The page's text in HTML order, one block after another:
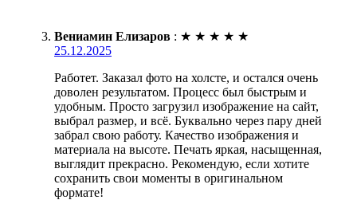
Вениамин Елизаров : ★ ★ ★ ★ ★
25.12.2025
Работет. Заказал фото на холсте, и остался очень
доволен результатом. Процесс был быстрым и
удобным. Просто загрузил изображение на сайт,
выбрал размер, и всё. Буквально через пару дней
забрал свою работу. Качество изображения и
материала на высоте. Печать яркая, насыщенная,
выглядит прекрасно. Рекомендую, если хотите
сохранить свои моменты в оригинальном
формате!